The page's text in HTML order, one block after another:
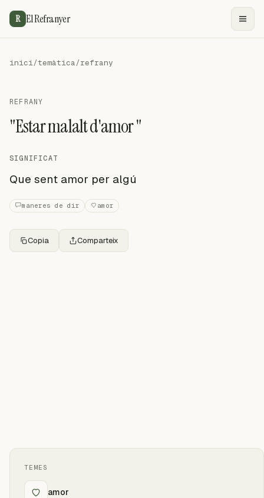
R El Refranyer
inici/temàtica/refrany
REFRANY
"Estar malalt d'amor "
SIGNIFICAT
Que sent amor per algú
maneres de dir amor
Copia Comparteix
TEMES
amor